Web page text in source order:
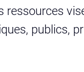
ressources
publics,